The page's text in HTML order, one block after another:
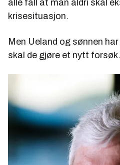
alle fall at man aldri skal
krisesituasjon.
Men Ueland og sønnen
skal de gjøre et nytt forsøk.